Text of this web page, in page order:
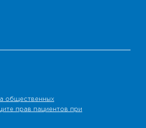
общественных
прав пациентов при